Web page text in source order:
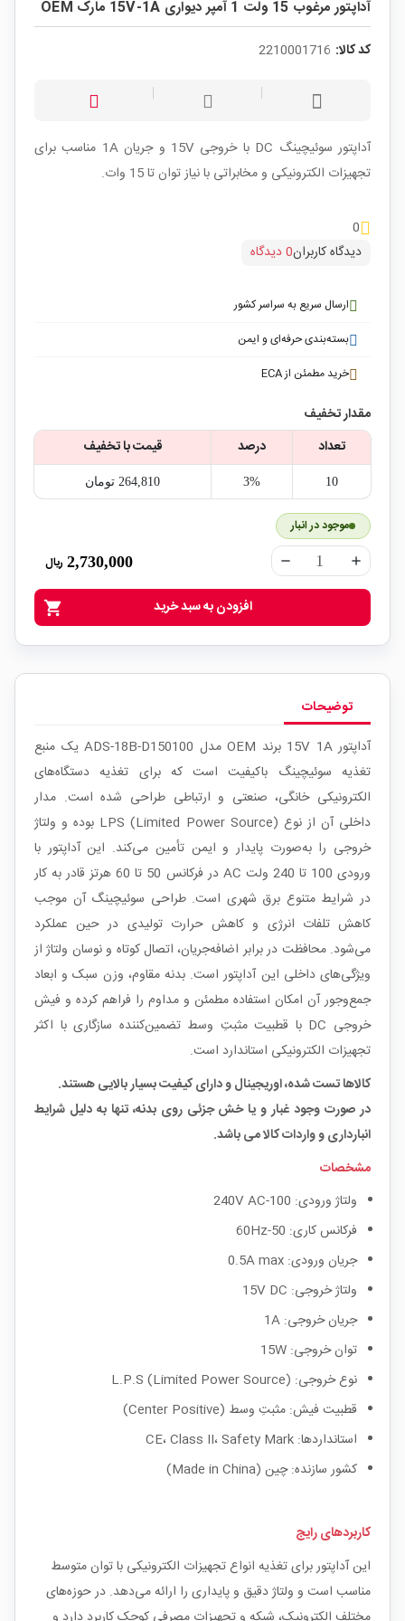
آداپتور مرغوب 15 ولت 1 آمپر دیواری 15V-1A مارک OEM
کد کالا: 2210001716
آداپتور سوئیچینگ DC با خروجی 15V و جریان 1A مناسب برای
تجهیزات الکترونیکی و مخابراتی با نیاز توان تا 15 وات.
0
دیدگاه کاربران0 دیدگاه
ارسال سریع به سراسر کشور
بسته‌بندی حرفه‌ای و ایمن
خرید مطمئن از ECA
مقدار تخفیف
تعداد
درصد قیمت با تخفیف
10
3% 264,810‎ تومان
موجود در انبار
remove add
2,730,000 ریال
shopping_cart افزودن به سبد خرید
توضیحات
آداپتور 15V 1A برند OEM مدل ADS-18B-D150100 یک منبع
تغذیه سوئیچینگ باکیفیت است که برای تغذیه دستگاه‌های
الکترونیکی خانگی، صنعتی و ارتباطی طراحی شده است. مدار
داخلی آن از نوع LPS (Limited Power Source) بوده و ولتاژ
خروجی را به‌صورت پایدار و ایمن تأمین می‌کند. این آداپتور با
ورودی 100 تا 240 ولت AC در فرکانس 50 تا 60 هرتز قادر به کار
در شرایط متنوع برق شهری است. طراحی سوئیچینگ آن موجب
کاهش تلفات انرژی و کاهش حرارت تولیدی در حین عملکرد
می‌شود. محافظت در برابر اضافه‌جریان، اتصال کوتاه و نوسان ولتاژ از
ویژگی‌های داخلی این آداپتور است. بدنه مقاوم، وزن سبک و ابعاد
جمع‌وجور آن امکان استفاده مطمئن و مداوم را فراهم کرده و فیش
خروجی DC با قطبیت مثبتِ وسط تضمین‌کننده سازگاری با اکثر
تجهیزات الکترونیکی استاندارد است.
کالاها تست شده، اوریجینال و دارای کیفیت بسیار بالایی هستند.
در صورت وجود غبار و یا خش جزئی روی بدنه، تنها به دلیل شرایط
انبارداری و واردات کالا می باشد.
مشخصات
ولتاژ ورودی: 100-240V AC
فرکانس کاری: 50-60Hz
جریان ورودی: 0.5A max
ولتاژ خروجی: 15V DC
جریان خروجی: 1A
توان خروجی: 15W
نوع خروجی: L.P.S (Limited Power Source)
قطبیت فیش: مثبتِ وسط (Center Positive)
استانداردها: CE، Class II، Safety Mark
کشور سازنده: چین (Made in China)
کاربردهای رایج
این آداپتور برای تغذیه انواع تجهیزات الکترونیکی با توان متوسط
مناسب است و ولتاژ دقیق و پایداری را ارائه می‌دهد. در حوزه‌های